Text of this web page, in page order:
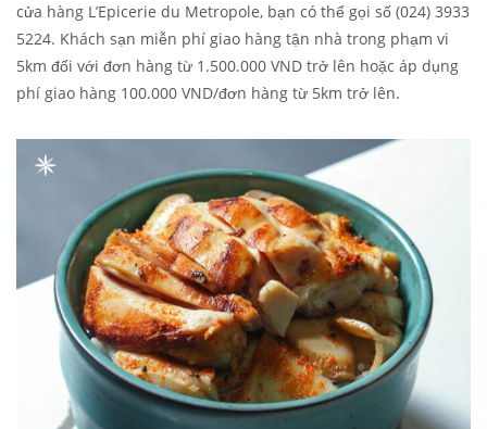
cửa hàng L’Epicerie du Metropole, bạn có thể gọi số (024) 3933
5224. Khách sạn miễn phí giao hàng tận nhà trong phạm vi
5km đối với đơn hàng từ 1.500.000 VND trở lên hoặc áp dụng
phí giao hàng 100.000 VND/đơn hàng từ 5km trở lên.